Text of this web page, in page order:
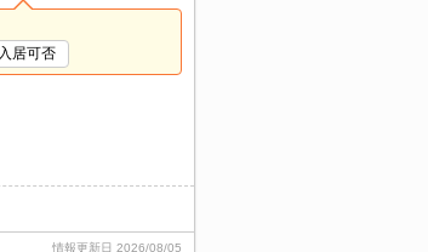
入居可否
情報更新日 2026/08/05